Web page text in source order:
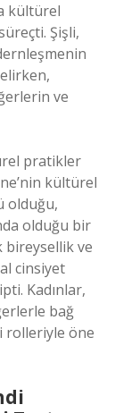
kültürel
Şişli,
ve
pratikler
kültürel
olduğu,
olduğu bir
bireysellik ve
cinsiyet
Kadınlar,
bağ
rolleriyle öne